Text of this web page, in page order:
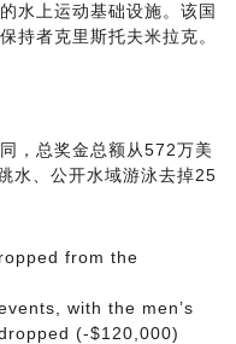
水上运动基础设施。该国
持者克里斯托夫米拉克。
，总奖金总额从572万美
水、公开水域游泳去掉25
from the
with the men’s
(-$120,000)